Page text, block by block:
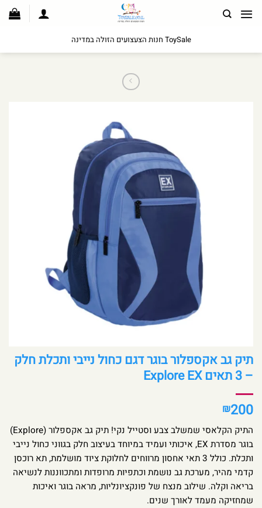
לתוכן
ToySale חנות הצעצועים הזולה במדינה
תיק גב אקספלור בוגר דגם כחול נייבי ותכלת חלק
– 3 תאים Explore EX
₪200
התיק הקלאסי שמשלב צבע וסטייל נקי! תיק גב אקספלור (Explore)
בוגר מסדרת EX, איכותי ועמיד במיוחד בעיצוב חלק בגווני כחול נייבי
ותכלת. כולל 3 תאי אחסון מרווחים לחלוקת ציוד מושלמת, תא רוכסן
קדמי מהיר, מערכת גב נושמת וכתפיות מרופדות ומתכווננות לנשיאה
בריאה וקלה. שילוב מנצח של פונקציונליות, מראה בוגר ואיכות
שמחזיקה מעמד לאורך שנים.